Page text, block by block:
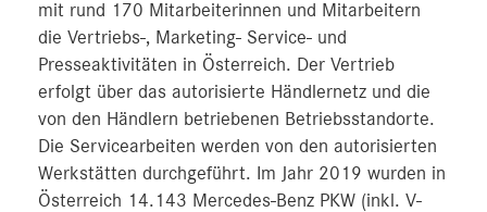
mit rund 170 Mitarbeiterinnen und Mitarbeitern
die Vertriebs-, Marketing- Service- und
Presseaktivitäten in Österreich. Der Vertrieb
erfolgt über das autorisierte Händlernetz und die
von den Händlern betriebenen Betriebsstandorte.
Die Servicearbeiten werden von den autorisierten
Werkstätten durchgeführt. Im Jahr 2019 wurden in
Österreich 14.143 Mercedes-Benz PKW (inkl. V-